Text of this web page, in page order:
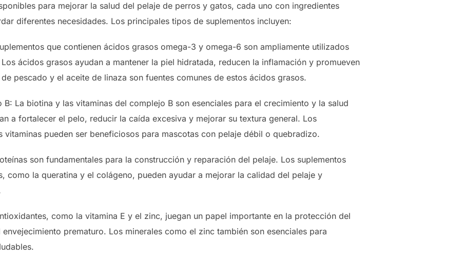
para mejorar la salud del pelaje de perros y gatos, cada uno con ingredientes
diferentes necesidades. Los principales tipos de suplementos incluyen:
que contienen ácidos grasos omega-3 y omega-6 son ampliamente utilizados
ácidos grasos ayudan a mantener la piel hidratada, reducen la inflamación y promueven
pescado y el aceite de linaza son fuentes comunes de estos ácidos grasos.
La biotina y las vitaminas del complejo B son esenciales para el crecimiento y la salud
a fortalecer el pelo, reducir la caída excesiva y mejorar su textura general. Los
vitaminas pueden ser beneficiosos para mascotas con pelaje débil o quebradizo.
son fundamentales para la construcción y reparación del pelaje. Los suplementos
como la queratina y el colágeno, pueden ayudar a mejorar la calidad del pelaje y
como la vitamina E y el zinc, juegan un papel importante en la protección del
prematuro. Los minerales como el zinc también son esenciales para